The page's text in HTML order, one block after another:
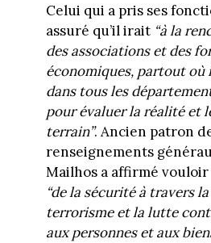
Celui qui a pris ses
assuré qu’il irait “à la
des associations et des
économiques, partout où
dans tous les
pour évaluer la réalité et
terrain”. Ancien patron
renseignements
Mailhos a affirmé
“de la sécurité à travers
terrorisme et la lutte
aux personnes et aux